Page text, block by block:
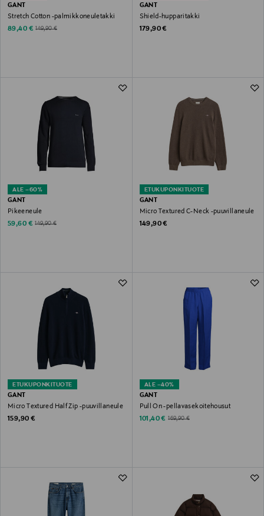
GANT
Stretch Cotton -palmikkoneuletakki
Discounted Price
89,40 € Original Price
149,90 €
GANT
Shield-hupparitakki
Original Price
179,90 €
ALE –60%
GANT
Pikeeneule
Discounted Price
59,60 € Original Price
149,90 €
ETUKUPONKITUOTE
GANT
Micro Textured C-Neck -puuvillaneule
Original Price
149,90 €
ETUKUPONKITUOTE
GANT
Micro Textured Half Zip -puuvillaneule
Original Price
159,90 €
ALE –40%
GANT
Pull On -pellavasekoitehousut
Discounted Price
101,40 € Original Price
169,90 €